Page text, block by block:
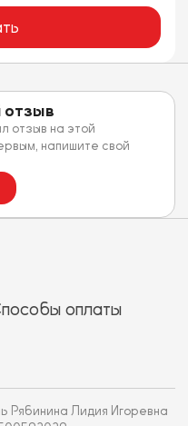
отзыв
отзыв на этой
напишите свой
оплаты
Рябинина Лидия Игоревна